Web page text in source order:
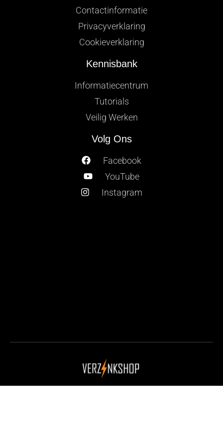
Contactinformatie
Privacyverklaring
Cookieverklaring
Kennisbank
Informatiecentrum
Tutorials
Veilig Werken
Volg Ons
Facebook
YouTube
Instagram